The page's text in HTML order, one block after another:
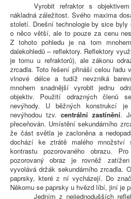
Vyrobit refraktor s
nákladná záležitost. Svého maxima
století. Dnešní technologie by sice byly
o něco větší, ale to pouze za cenu
Z tohoto pohledu je na tom
dalekohledů – reflektory. Reflektory
je tomu u refraktorů), ale zákonu
zrcadla. Toto řešení přináší celou řadu
vlnové délce a tudíž nevzniká
mnohem snadnější vyrobit jednu
objektiv. Použití odrazných členů
nevýhody. U běžných konstrukcí
nevýhodou tzv. centrální zastínění.
přeceňován. Umístění sekundárního
že část světla je zacloněna a
dochází ke ztrátě malého množství
kontrastu pozorovaného obrazu.
pozorovaný obraz je rovněž
vyvolává držák sekundárního zrcadla.
paprsky, které z ní vycházejí. Do
Někomu se paprsky u hvězd líbí, jiní je
Jedním z nejjednodušších